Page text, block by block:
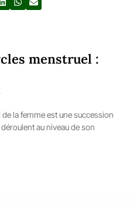
menstruel :
la femme est une succession
au niveau de son